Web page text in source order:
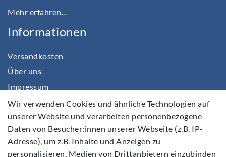
Mehr erfahren...
Informationen
Versandkosten
Über uns
Impressum
Daten­schutz­erklärung
AGB
Barrierefreiheitserklärung
Widerrufs­recht
Wir verwenden Cookies und ähnliche Technologien auf
unserer Website und verarbeiten personenbezogene
Daten von Besucher:innen unserer Webseite (z.B. IP-
Adresse), um z.B. Inhalte und Anzeigen zu
personalisieren, Medien von Drittanbietern einzubinden